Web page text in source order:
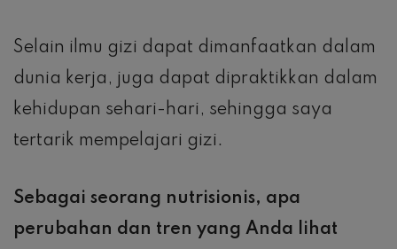
Selain ilmu gizi dapat dimanfaatkan dalam
dunia kerja, juga dapat dipraktikkan dalam
kehidupan sehari-hari, sehingga saya
tertarik mempelajari gizi.
Sebagai seorang nutrisionis, apa
perubahan dan tren yang Anda lihat